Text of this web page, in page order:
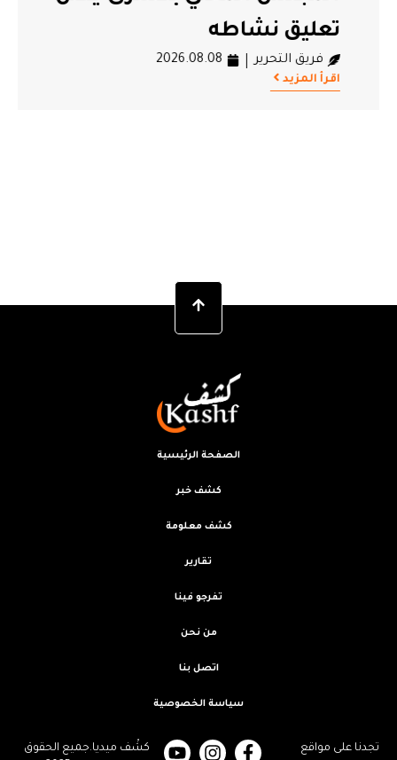
تعليق نشاطه
فريق التحرير 2026.08.08
اقرأ المزيد
تجدنا على مواقع كشْف ميديا.جميع الحقوق
الصفحة الرئيسية
كشف خبر
كشف معلومة
تقارير
تفرجو فينا
من نحن
اتصل بنا
سياسة الخصوصية